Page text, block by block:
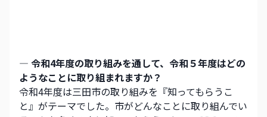
― 令和4年度の取り組みを通して、令和５年度はどの
ようなことに取り組まれますか？
令和4年度は三田市の取り組みを『知ってもらうこ
と』がテーマでした。市がどんなことに取り組んでい